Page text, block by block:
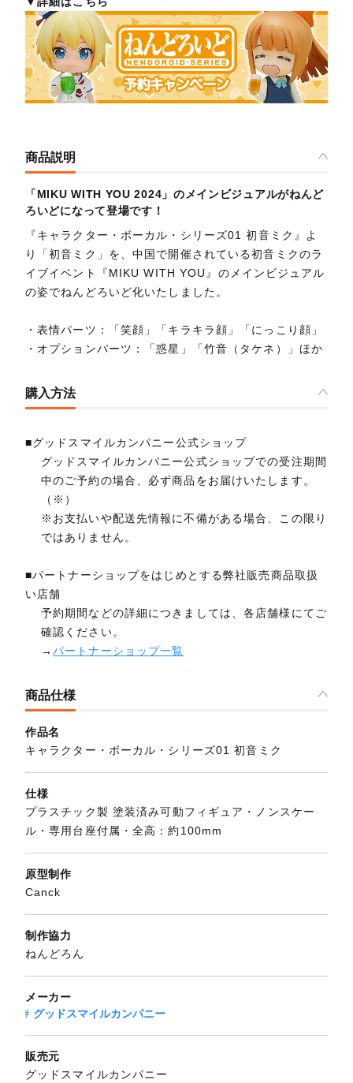
商品説明
「MIKU WITH YOU 2024」のメインビジュアルがねんど
ろいどになって登場です！
『キャラクター・ボーカル・シリーズ01 初音ミク』よ
り「初音ミク」を、中国で開催されている初音ミクのラ
イブイベント『MIKU WITH YOU』のメインビジュアル
の姿でねんどろいど化いたしました。
・表情パーツ：「笑顔」「キラキラ顔」「にっこり顔」
・オプションパーツ：「惑星」「竹音（タケネ）」ほか
購入方法
■グッドスマイルカンパニー公式ショップ
グッドスマイルカンパニー公式ショップでの受注期間
中のご予約の場合、必ず商品をお届けいたします。
（※）
※お支払いや配送先情報に不備がある場合、この限り
ではありません。
■パートナーショップをはじめとする弊社販売商品取扱
い店舗
予約期間などの詳細につきましては、各店舗様にてご
確認ください。
→パートナーショップ一覧
商品仕様
作品名
キャラクター・ボーカル・シリーズ01 初音ミク
仕様
プラスチック製 塗装済み可動フィギュア・ノンスケー
ル・専用台座付属・全高：約100mm
原型制作
Canck
制作協力
ねんどろん
メーカー
グッドスマイルカンパニー
販売元
グッドスマイルカンパニー